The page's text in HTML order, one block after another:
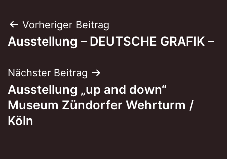
Beitragsnavigation
Vorheriger Beitrag
Ausstellung – DEUTSCHE GRAFIK –
Nächster Beitrag
Ausstellung „up and down“
Museum Zündorfer Wehrturm /
Köln